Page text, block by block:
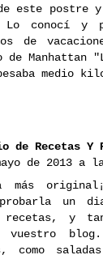
este postre
conocí y
de
de
medio
de Recetas Y
de 2013 a
más
un
recetas, y
vuestro
como